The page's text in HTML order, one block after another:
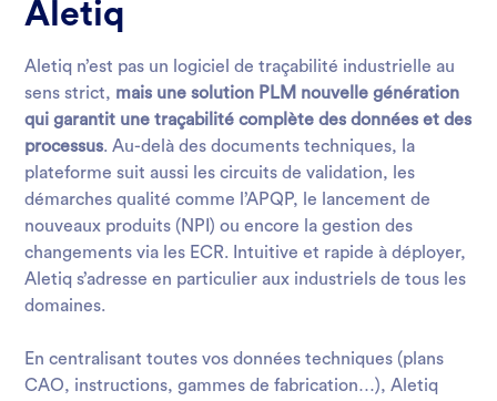
Aletiq
Aletiq n’est pas un logiciel de traçabilité industrielle au
sens strict, mais une solution PLM nouvelle génération
qui garantit une traçabilité complète des données et des
processus. Au-delà des documents techniques, la
plateforme suit aussi les circuits de validation, les
démarches qualité comme l’APQP, le lancement de
nouveaux produits (NPI) ou encore la gestion des
changements via les ECR. Intuitive et rapide à déployer,
Aletiq s’adresse en particulier aux industriels de tous les
domaines.
En centralisant toutes vos données techniques (plans
CAO, instructions, gammes de fabrication…), Aletiq